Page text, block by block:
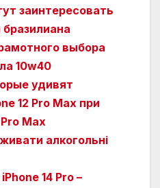
заинтересовать
выбора
10w40
удивят
12 Pro Max при
Max
алкогольні
14 Pro –